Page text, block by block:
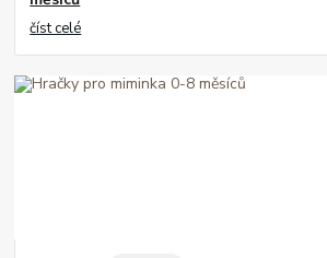
číst celé